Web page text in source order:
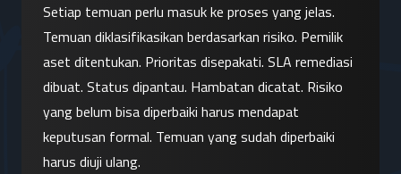
Setiap temuan perlu masuk ke proses yang jelas.
Temuan diklasifikasikan berdasarkan risiko. Pemilik
aset ditentukan. Prioritas disepakati. SLA remediasi
dibuat. Status dipantau. Hambatan dicatat. Risiko
yang belum bisa diperbaiki harus mendapat
keputusan formal. Temuan yang sudah diperbaiki
harus diuji ulang.